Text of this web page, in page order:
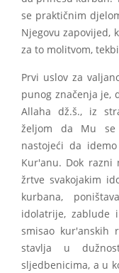
se praktičnim
Njegovu zapovijed,
za to molitvom,
Prvi uslov za
punog značenja je,
Allaha dž.š., iz
željom da Mu se
nastojeći da
Kur'anu. Dok razni
žrtve svakojakim
kurbana,
idolatrije, zablude
smisao kur'anskih
stavlja u
sljedbenicima, a u